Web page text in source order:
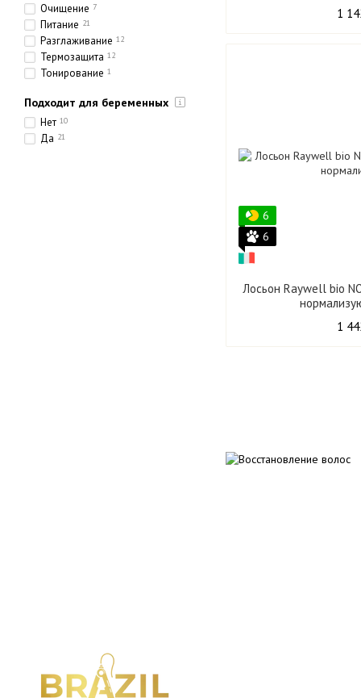
1
6
6
Лосьон Raywell bio
1
Очищение 7
Питание 21
Разглаживание 12
Термозащита 12
Тонирование 1
Укрепление 20
Уплотнение
Подходит для беременных
Нет 10
Да 21